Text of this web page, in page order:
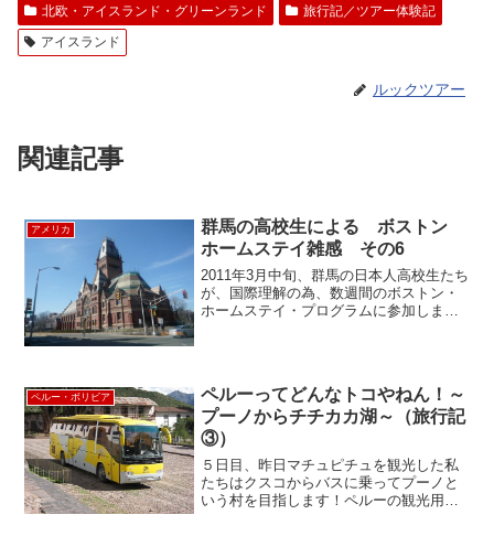
北欧・アイスランド・グリーンランド
旅行記／ツアー体験記
アイスランド
ルックツアー
関連記事
アメリカ
群馬の高校生による ボストン
ホームステイ雑感 その6
2011年3月中旬、群馬の日本人高校生たち
が、国際理解の為、数週間のボストン・
ホームステイ・プログラムに参加しまし
ペルー・ボリビア
ペルーってどんなトコやねん！～
プーノからチチカカ湖～（旅行記
③）
５日目、昨日マチュピチュを観光した私
たちはクスコからバスに乗ってプーノと
いう村を目指します！ペルーの観光用大